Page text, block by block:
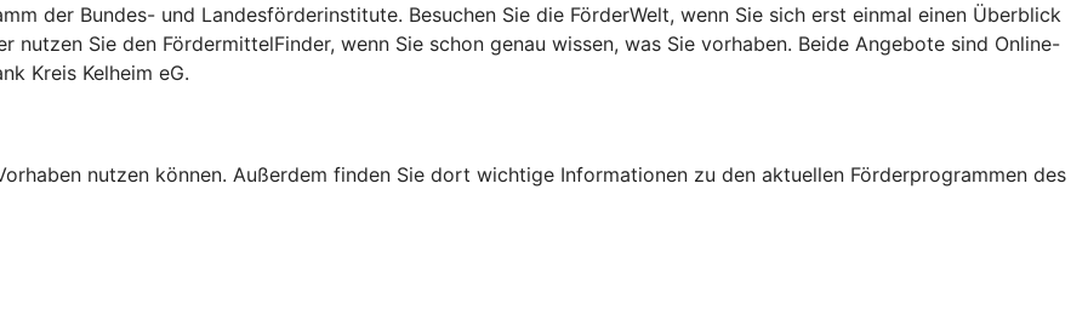
der Bundes- und Landesförderinstitute. Besuchen Sie die FörderWelt, wenn Sie sich erst einmal einen Überblick
Sie den FördermittelFinder, wenn Sie schon genau wissen, was Sie vorhaben. Beide Angebote sind Online-
Kreis Kelheim eG.
nutzen können. Außerdem finden Sie dort wichtige Informationen zu den aktuellen Förderprogrammen des